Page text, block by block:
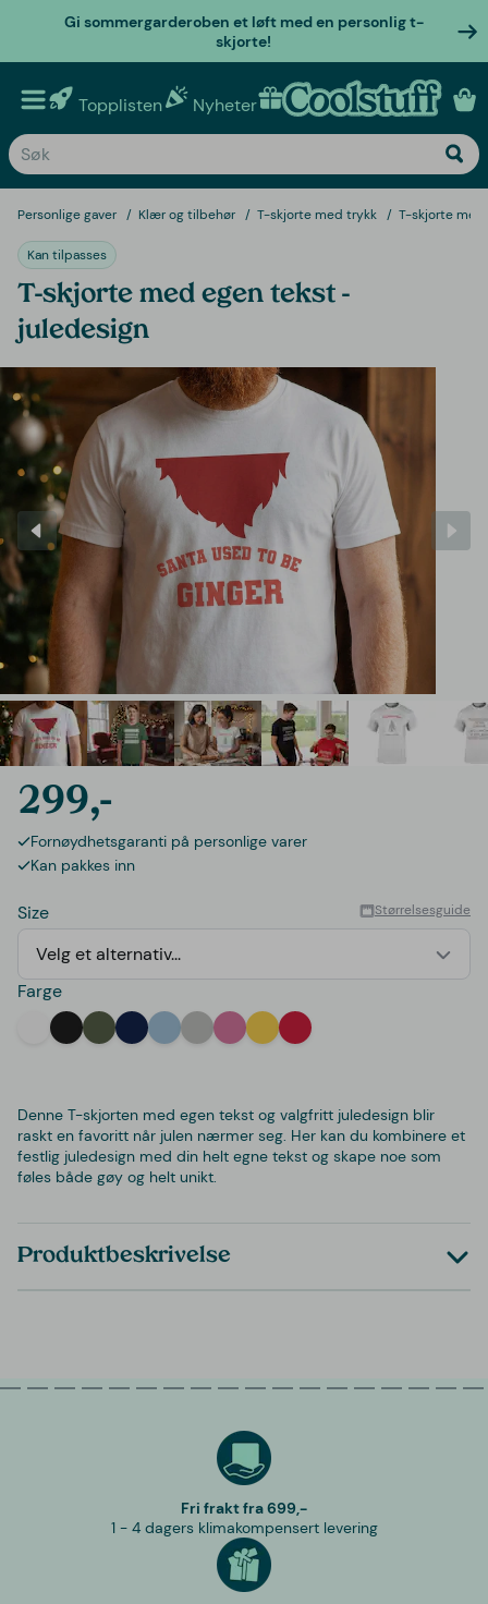
Gi sommergarderoben et løft med en personlig t-
skjorte!
Topplisten Nyheter Personlige gaver
Personlige gaver Klær og tilbehør T-skjorte med trykk T-skjorte
Kan tilpasses
T-skjorte med egen tekst -
juledesign
299,-
Fornøydhetsgaranti på personlige varer
Kan pakkes inn
Size Størrelsesguide
Velg et alternativ...
Farge
WhiteBlackMilitary Green
NavyLight Blue
Light Grey
PinkYellow
Red
Denne T-skjorten med egen tekst og valgfritt juledesign blir
raskt en favoritt når julen nærmer seg. Her kan du kombinere et
festlig juledesign med din helt egne tekst og skape noe som
føles både gøy og helt unikt.
Produktbeskrivelse
Fri frakt fra 699,-
1 - 4 dagers klimakompensert levering